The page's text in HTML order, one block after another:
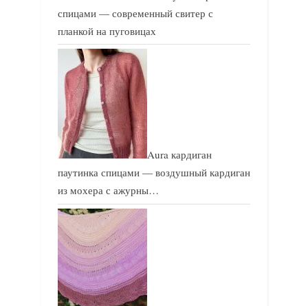
спицами — современный свитер с
планкой на пуговицах
Aura кардиган
паутинка спицами — воздушный кардиган
из мохера с ажурны…